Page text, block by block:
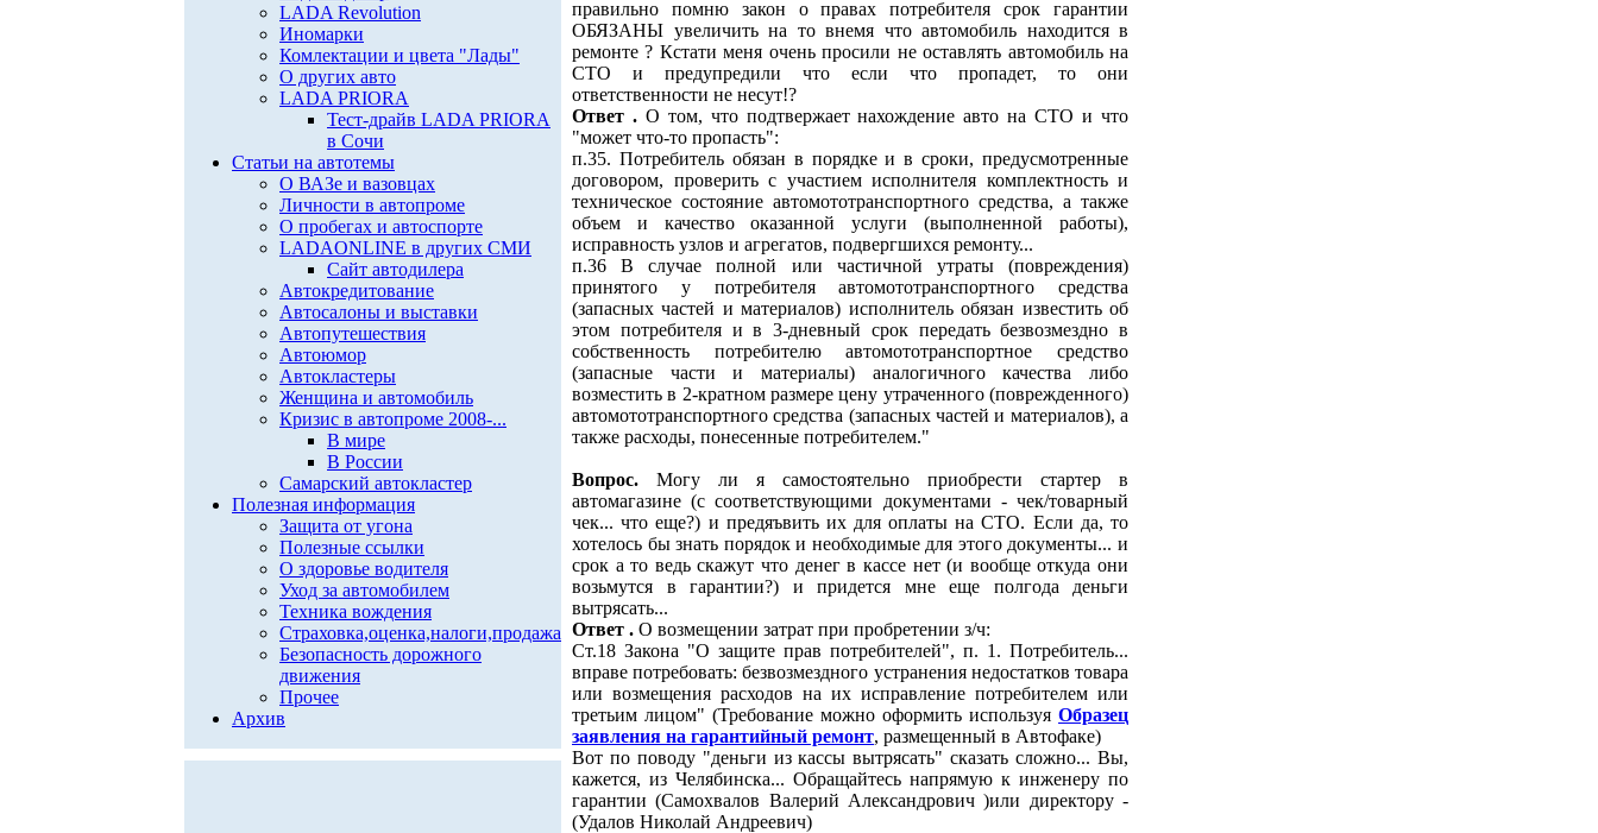
LADA Revolution
Иномарки
Комлектации и цвета "Лады"
О других авто
LADA PRIORA
Тест-драйв LADA PRIORA
в Сочи
Статьи на автотемы
О ВАЗе и вазовцах
Личности в автопроме
О пробегах и автоспорте
LADAONLINE в других СМИ
Сайт автодилера
Автокредитование
Автосалоны и выставки
Автопутешествия
Автоюмор
Автокластеры
Женщина и автомобиль
Кризис в автопроме 2008-...
В мире
В России
Самарский автокластер
Полезная информация
Защита от угона
Полезные ссылки
О здоровье водителя
Уход за автомобилем
Техника вождения
Страховка,оценка,налоги,продажа
Безопасность дорожного
движения
Прочее
Архив
правильно помню закон о правах потребителя срок гарантии
ОБЯЗАНЫ увеличить на то внемя что автомобиль находится в
ремонте ? Кстати меня очень просили не оставлять автомобиль на
СТО и предупредили что если что пропадет, то они
ответственности не несут!?
Ответ . О том, что подтвержает нахождение авто на СТО и что
"может что-то пропасть":
п.35. Потребитель обязан в порядке и в сроки, предусмотренные
договором, проверить с участием исполнителя комплектность и
техническое состояние автомототранспортного средства, а также
объем и качество оказанной услуги (выполненной работы),
исправность узлов и агрегатов, подвергшихся ремонту...
п.36 В случае полной или частичной утраты (повреждения)
принятого у потребителя автомототранспортного средства
(запасных частей и материалов) исполнитель обязан известить об
этом потребителя и в 3-дневный срок передать безвозмездно в
собственность потребителю автомототранспортное средство
(запасные части и материалы) аналогичного качества либо
возместить в 2-кратном размере цену утраченного (поврежденного)
автомототранспортного средства (запасных частей и материалов), а
также расходы, понесенные потребителем."
Вопрос. Могу ли я самостоятельно приобрести стартер в
автомагазине (с соответствующими документами - чек/товарный
чек... что еще?) и предяъвить их для оплаты на СТО. Если да, то
хотелось бы знать порядок и необходимые для этого документы... и
срок а то ведь скажут что денег в кассе нет (и вообще откуда они
возьмутся в гарантии?) и придется мне еще полгода деньги
вытрясать...
Ответ . О возмещении затрат при пробретении з/ч:
Ст.18 Закона "О защите прав потребителей", п. 1. Потребитель...
вправе потребовать: безвозмездного устранения недостатков товара
или возмещения расходов на их исправление потребителем или
третьим лицом" (Требование можно оформить используя Образец
заявления на гарантийный ремонт, размещенный в Автофаке)
Вот по поводу "деньги из кассы вытрясать" сказать сложно... Вы,
кажется, из Челябинска... Обращайтесь напрямую к инженеру по
гарантии (Самохвалов Валерий Александрович )или директору -
(Удалов Николай Андреевич)